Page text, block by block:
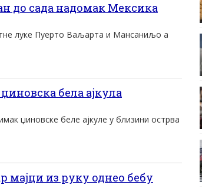
до сада надомак Мексика
луке Пуерто Ваљарта и Мансаниљо а
бела ајкула
џиновске беле ајкуле у близини острва
из руку однео бебу